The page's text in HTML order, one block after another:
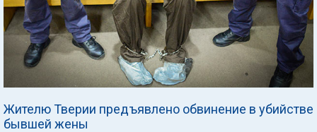
Жителю Тверии предъявлено обвинение в убийстве
бывшей жены